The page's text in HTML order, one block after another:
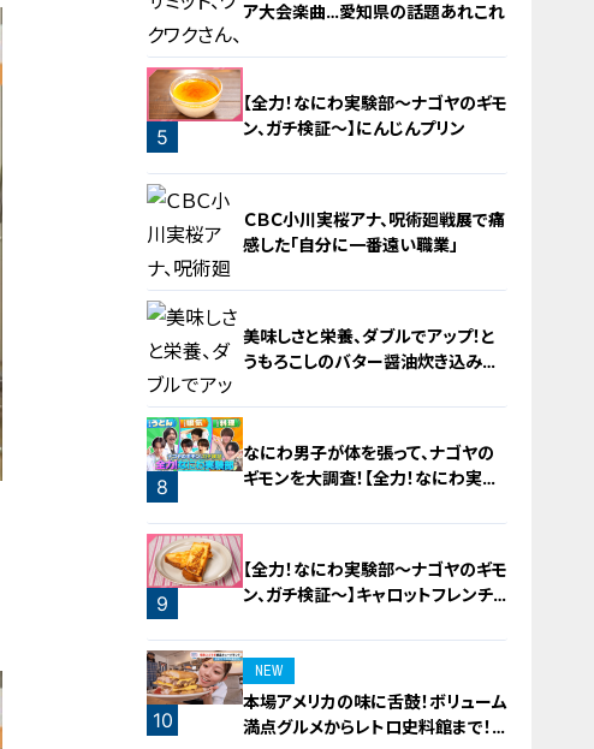
4
ア大会楽曲…愛知県の話題あれこれ
5
【全力！なにわ実験部～ナゴヤのギモ
ン、ガチ検証～】にんじんプリン
6
ＣＢＣ小川実桜アナ、呪術廻戦展で痛
感した「自分に一番遠い職業」
7
美味しさと栄養、ダブルでアップ！と
うもろこしのバター醤油炊き込みご
8
なにわ男子が体を張って、ナゴヤの
ギモンを大調査！【全力！なにわ実験
9
【全力！なにわ実験部～ナゴヤのギモ
ン、ガチ検証～】キャロットフレンチ
10
NEW
本場アメリカの味に舌鼓！ボリューム
満点グルメからレトロ史料館まで！